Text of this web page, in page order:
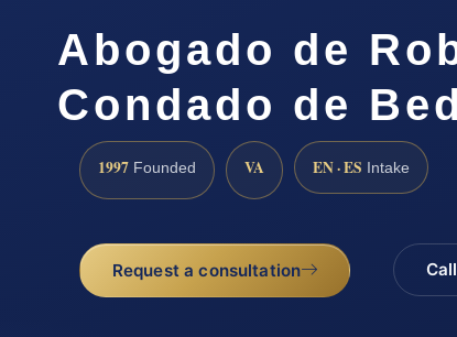
Abogado de
Condado de
1997 Founded VA EN · ES Intake
Request a consultation